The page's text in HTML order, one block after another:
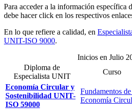
Para acceder a la información específica
debe hacer click en los respectivos
En lo que refiere a calidad, en
UNIT-ISO 9000.
Inicios en Julio
Diploma de
Especialista UNIT
Curso
Economía Circular y
Sostenibilidad UNIT-
ISO 59000
Fundamentos
Economía